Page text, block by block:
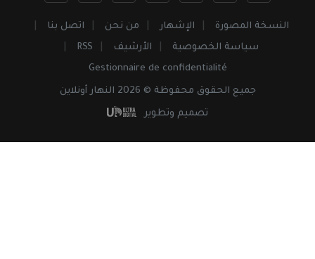
النسخة المصورة الإشهار من نحن
اتصل بنا
سياسة الخصوصية
الأرشيف
RSS
Gestionnaire de confidentialité
جميع الحقوق محفوظة © 2026 النهار أونلاين
تصميم وتطوير